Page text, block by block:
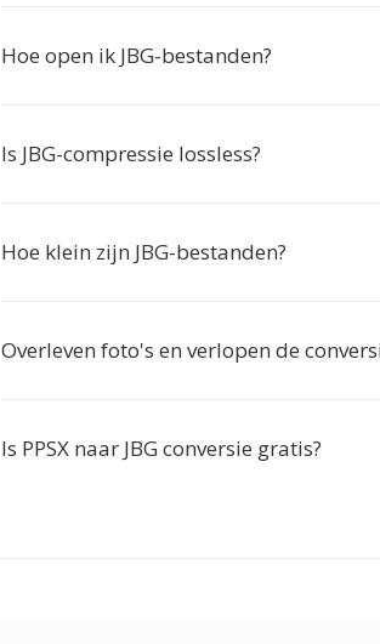
Hoe open ik JBG-bestanden?
Is JBG-compressie lossless?
Hoe klein zijn JBG-bestanden?
Overleven foto's en verlopen de
Is PPSX naar JBG conversie gratis?